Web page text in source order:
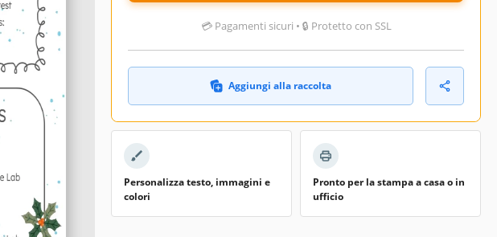
💳 Pagamenti sicuri • 🔒 Protetto con SSL
Aggiungi alla raccolta
Personalizza testo, immagini e
colori
Pronto per la stampa a casa o in
ufficio